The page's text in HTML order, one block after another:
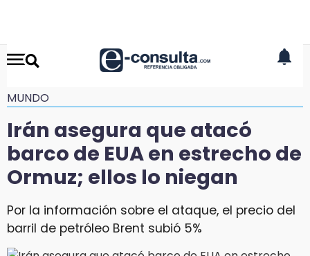
MUNDO
Irán asegura que atacó
barco de EUA en estrecho de
Ormuz; ellos lo niegan
Por la información sobre el ataque, el precio del
barril de petróleo Brent subió 5%